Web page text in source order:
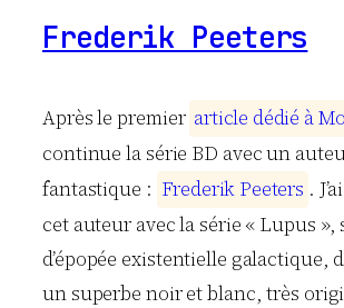
Frederik Peeters
Après le premier article dédié àMo
continue la série BD avec un
fantastique : Frederik Peeters .
cet auteur avec la série « Lupus »,
d’épopée existentielle galactique,
un superbe noir et blanc, très